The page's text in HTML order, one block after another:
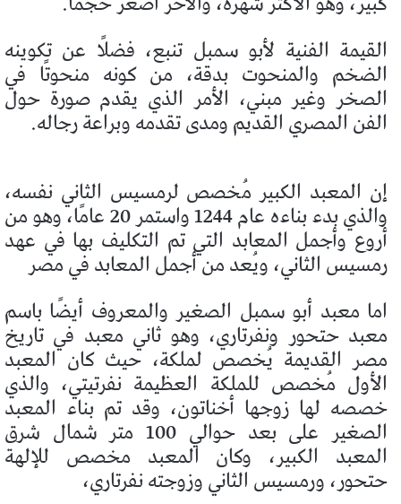
القيمة الفنية لأبو سمبل تنبع، فضلًا عن تكوينه
الضخم والمنحوت بدقة، من كونه منحوتًا في
الصخر وغير مبني، الأمر الذي يقدم صورة حول
الفن المصري القديم ومدى تقدمه وبراعة رجاله.
إن المعبد الكبير مُخصص لرمسيس الثاني نفسه،
والذي بدء بناءه عام 1244 واستمر 20 عامًا، وهو من
أروع وأجمل المعابد التي تم التكليف بها في عهد
رمسيس الثاني، ويُعد من أجمل المعابد في مصر
اما معبد أبو سمبل الصغير والمعروف أيضًا باسم
معبد حتحور ونفرتاري، وهو ثاني معبد في تاريخ
مصر القديمة يُخصص لملكة، حيث كان المعبد
الأول مُخصص للملكة العظيمة نفرتيتي، والذي
خصصه لها زوجها أخناتون، وقد تم بناء المعبد
الصغير على بعد حوالي 100 متر شمال شرق
المعبد الكبير، وكان المعبد مخصص للإلهة
حتحور، ورمسيس الثاني وزوجته نفرتاري،